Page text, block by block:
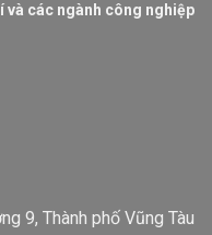
và các ngành công nghiệp
9, Thành phố Vũng Tàu